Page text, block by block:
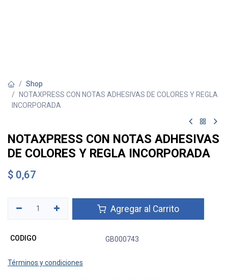
Shop
NOTAXPRESS CON NOTAS ADHESIVAS DE COLORES Y REGLA
INCORPORADA
NOTAXPRESS CON NOTAS ADHESIVAS
DE COLORES Y REGLA INCORPORADA
$ 0,67
Agregar al Carrito
CODIGO GB000743
Términos y condiciones